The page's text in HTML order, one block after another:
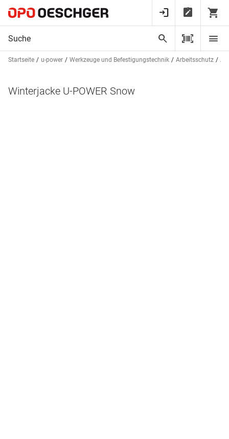
Startseite u-power Werkzeuge und Befestigungstechnik Arbeitsschutz
Winterjacke U-POWER Snow